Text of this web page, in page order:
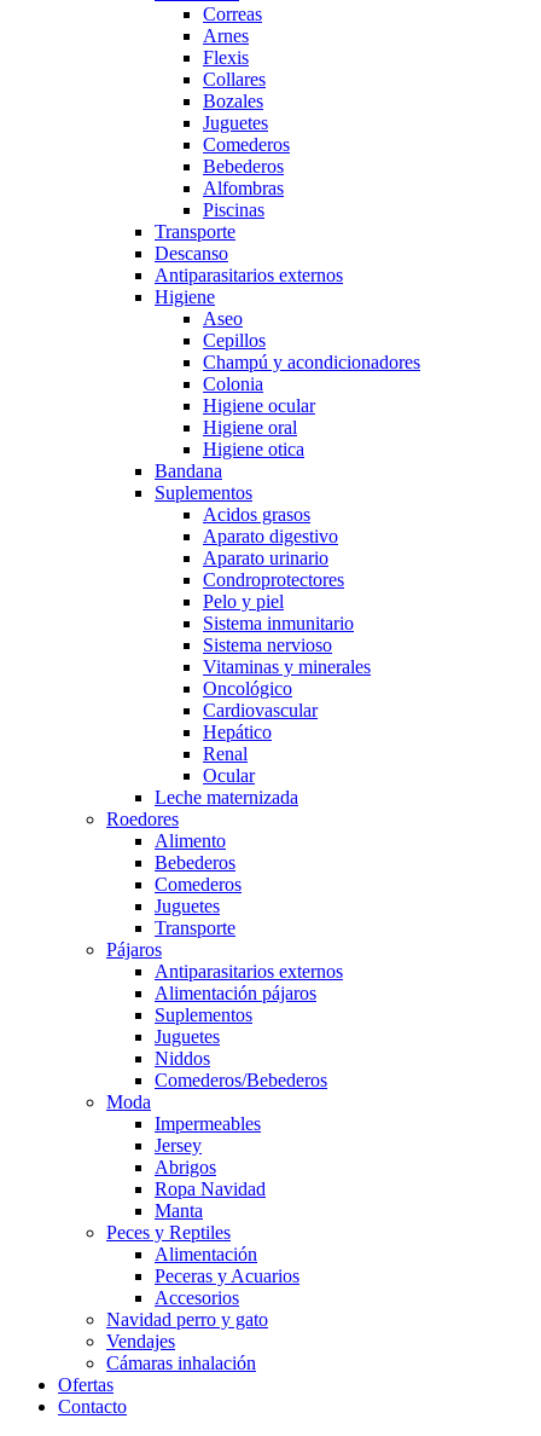
Correas
Arnes
Flexis
Collares
Bozales
Juguetes
Comederos
Bebederos
Alfombras
Piscinas
Transporte
Descanso
Antiparasitarios externos
Higiene
Aseo
Cepillos
Champú y acondicionadores
Colonia
Higiene ocular
Higiene oral
Higiene otica
Bandana
Suplementos
Acidos grasos
Aparato digestivo
Aparato urinario
Condroprotectores
Pelo y piel
Sistema inmunitario
Sistema nervioso
Vitaminas y minerales
Oncológico
Cardiovascular
Hepático
Renal
Ocular
Leche maternizada
Roedores
Alimento
Bebederos
Comederos
Juguetes
Transporte
Pájaros
Antiparasitarios externos
Alimentación pájaros
Suplementos
Juguetes
Niddos
Comederos/Bebederos
Moda
Impermeables
Jersey
Abrigos
Ropa Navidad
Manta
Peces y Reptiles
Alimentación
Peceras y Acuarios
Accesorios
Navidad perro y gato
Vendajes
Cámaras inhalación
Ofertas
Contacto